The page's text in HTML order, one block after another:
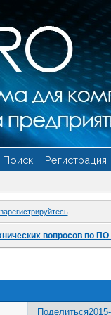
Поиск Регистрация
зарегистрируйтесь.
вопросов по ПО
Поделиться